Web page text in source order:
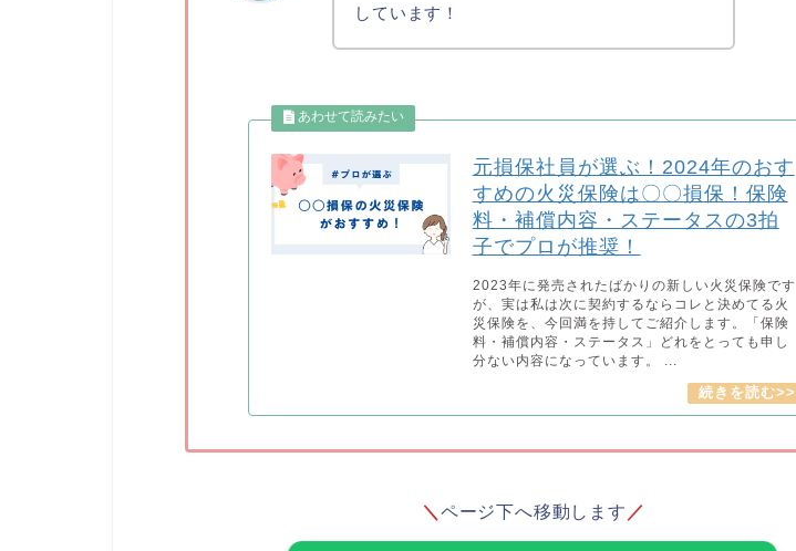
しています！
元損保社員が選ぶ！2024年のおす
すめの火災保険は〇〇損保！保険
料・補償内容・ステータスの3拍
子でプロが推奨！
2023年に発売されたばかりの新しい火災保険です
が、実は私は次に契約するならコレと決めてる火
災保険を、今回満を持してご紹介します。「保険
料・補償内容・ステータス」どれをとっても申し
分ない内容になっています。 ...
＼ ページ下へ移動します ／